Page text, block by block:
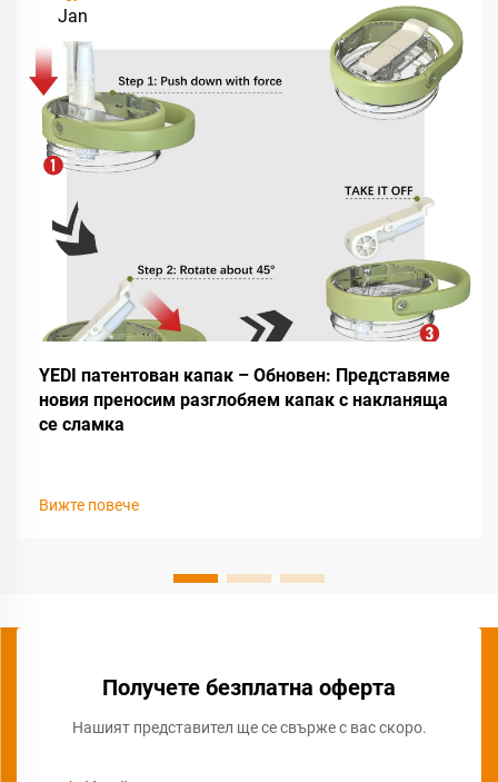
Jan
YEDI патентован капак – Обновен: Представяме
новия преносим разглобяем капак с накланяща
се сламка
Вижте повече
Получете безплатна оферта
Нашият представител ще се свърже с вас скоро.